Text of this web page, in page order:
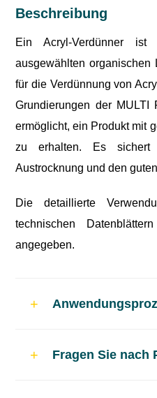
Beschreibung
Ein Acryl-Verdünner
ausgewählten organischen
für die Verdünnung von
Grundierungen der MULTI
ermöglicht, ein Produkt mit
zu erhalten. Es sichert
Austrocknung und den
Die detaillierte
technischen
angegeben.
Fragen Sie nach